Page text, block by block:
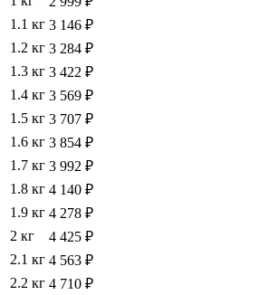
1.1 кг 3 146 ₽
1.2 кг 3 284 ₽
1.3 кг 3 422 ₽
1.4 кг 3 569 ₽
1.5 кг 3 707 ₽
1.6 кг 3 854 ₽
1.7 кг 3 992 ₽
1.8 кг 4 140 ₽
1.9 кг 4 278 ₽
2 кг
4 425 ₽
2.1 кг 4 563 ₽
2.2 кг 4 710 ₽